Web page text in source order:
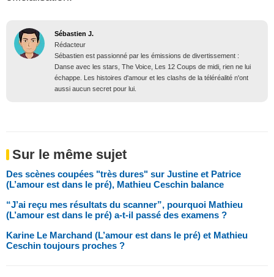
Sébastien J.
Rédacteur
Sébastien est passionné par les émissions de divertissement :
Danse avec les stars, The Voice, Les 12 Coups de midi, rien ne lui
échappe. Les histoires d'amour et les clashs de la téléréalité n'ont
aussi aucun secret pour lui.
Sur le même sujet
Des scènes coupées "très dures" sur Justine et Patrice
(L’amour est dans le pré), Mathieu Ceschin balance
“J’ai reçu mes résultats du scanner”, pourquoi Mathieu
(L’amour est dans le pré) a-t-il passé des examens ?
Karine Le Marchand (L’amour est dans le pré) et Mathieu
Ceschin toujours proches ?